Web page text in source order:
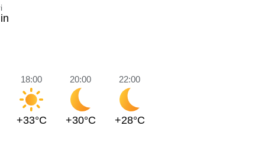
18:00
+33°C
20:00
+30°C
22:00
+28°C